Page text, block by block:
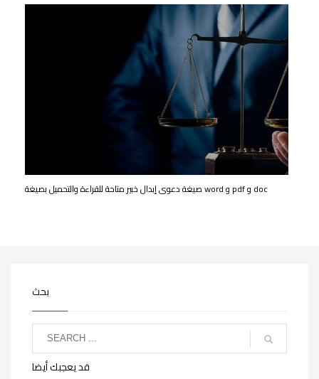
صيغة دعوى إبدال خبير متاحة للقراءة والتحميل بصيغة word و pdf و doc
بحث
قد يعجبك أيضا